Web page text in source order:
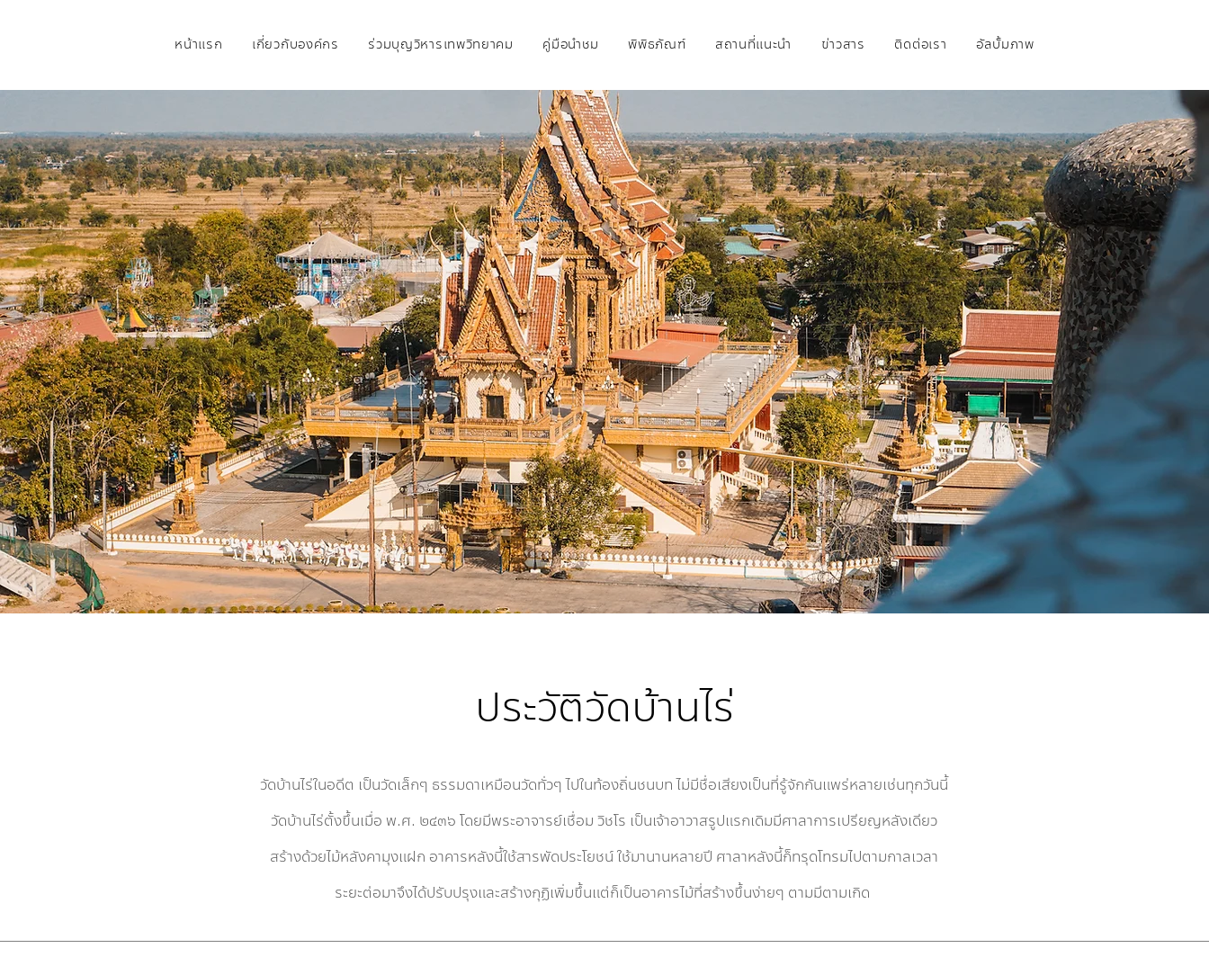
หน้าแรก เกี่ยวกับองค์กร ร่วมบุญวิหารเทพวิทยาคม คู่มือนำชม พิพิธภัณฑ์ สถานที่แนะนำ ข่าวสาร ติดต่อเรา อัลบั้มภาพ
ประวัติวัดบ้านไร่
วัดบ้านไร่ในอดีต เป็นวัดเล็กๆ ธรรมดาเหมือนวัดทั่วๆ ไปในท้องถิ่นชนบท ไม่มีชื่อเสียงเป็นที่รู้จักกันแพร่หลายเช่นทุกวันนี้
วัดบ้านไร่ตั้งขึ้นเมื่อ พ.ศ. ๒๔๓๖ โดยมีพระอาจารย์เชื่อม วิชโร เป็นเจ้าอาวาสรูปแรกเดิมมีศาลาการเปรียญหลังเดียว
สร้างด้วยไม้หลังคามุงแฝก อาคารหลังนี้ใช้สารพัดประโยชน์ ใช้มานานหลายปี ศาลาหลังนี้ก็ทรุดโทรมไปตามกาลเวลา
ระยะต่อมาจึงได้ปรับปรุงและสร้างกุฏิเพิ่มขึ้นแต่ก็เป็นอาคารไม้ที่สร้างขึ้นง่ายๆ ตามมีตามเกิด